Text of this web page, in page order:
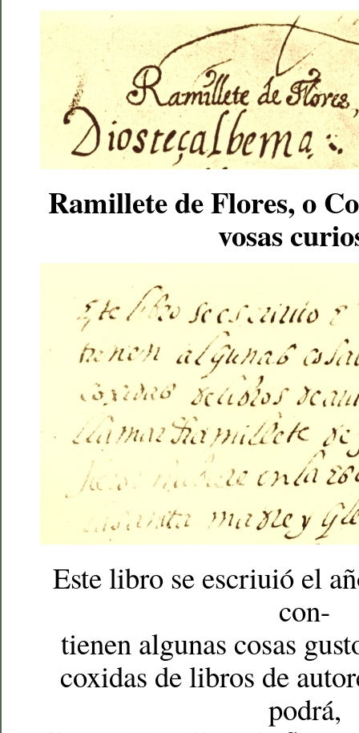
Ramillete de Flores, o
vosas
Este libro se escriuió el
con-
tienen algunas cosas
coxidas de libros de
podrá,